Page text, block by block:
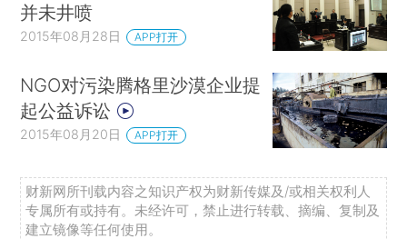
并未井喷
2015年08月28日 APP打开
NGO对污染腾格里沙漠企业提
起公益诉讼
2015年08月20日 APP打开
财新网所刊载内容之知识产权为财新传媒及/或相关权利人
专属所有或持有。未经许可，禁止进行转载、摘编、复制及
建立镜像等任何使用。